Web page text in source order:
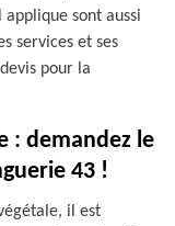
sont aussi
services et ses
pour la
: demandez le
43 !
il est